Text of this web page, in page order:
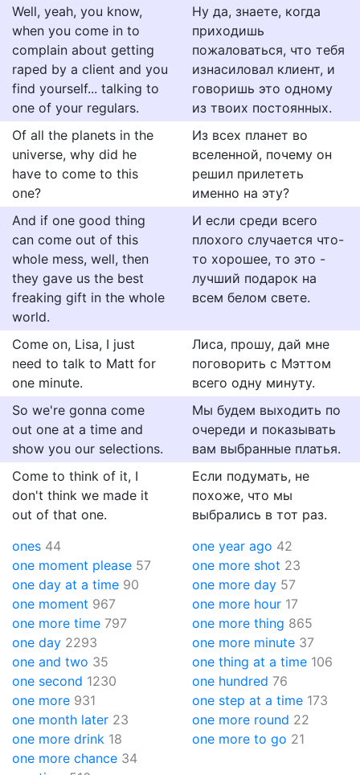
Well, yeah, you know,
when you come in to
complain about getting
raped by a client and you
find yourself... talking to
one of your regulars.
Ну да, знаете, когда
приходишь
пожаловаться, что тебя
изнасиловал клиент, и
говоришь это одному
из твоих постоянных.
Of all the planets in the
universe, why did he
have to come to this
one?
Из всех планет во
вселенной, почему он
решил прилететь
именно на эту?
And if one good thing
can come out of this
whole mess, well, then
they gave us the best
freaking gift in the whole
world.
И если среди всего
плохого случается что-
то хорошее, то это -
лучший подарок на
всем белом свете.
Come on, Lisa, I just
need to talk to Matt for
one minute.
Лиса, прошу, дай мне
поговорить с Мэттом
всего одну минуту.
So we're gonna come
out one at a time and
show you our selections.
Мы будем выходить по
очереди и показывать
вам выбранные платья.
Come to think of it, I
don't think we made it
out of that one.
Если подумать, не
похоже, что мы
выбрались в тот раз.
ones 44
one moment please 57
one day at a time 90
one moment 967
one more time 797
one day 2293
one and two 35
one second 1230
one more 931
one month later 23
one year ago 42
one more shot 23
one more day 57
one more hour 17
one more thing 865
one more minute 37
one thing at a time 106
one hundred 76
one step at a time 173
one more round 22
one more drink 18
one more chance 34
one more to go 21